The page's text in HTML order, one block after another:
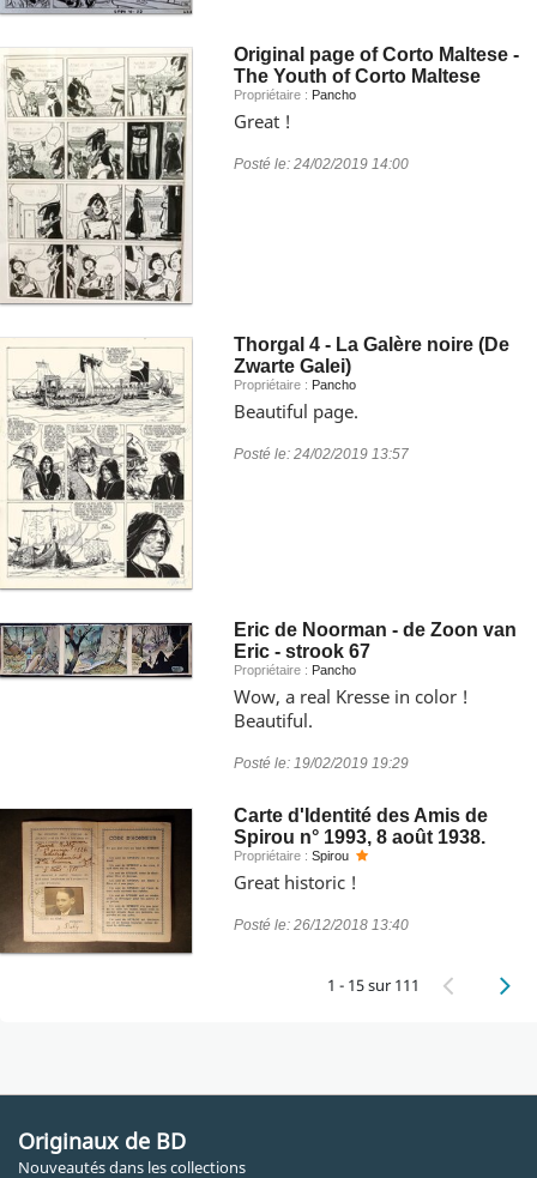
Original page of Corto Maltese -
The Youth of Corto Maltese
Propriétaire : Pancho
Great !
Posté le: 24/02/2019 14:00
Thorgal 4 - La Galère noire (De
Zwarte Galei)
Propriétaire : Pancho
Beautiful page.
Posté le: 24/02/2019 13:57
Eric de Noorman - de Zoon van
Eric - strook 67
Propriétaire : Pancho
Wow, a real Kresse in color !
Beautiful.
Posté le: 19/02/2019 19:29
Carte d'Identité des Amis de
Spirou n° 1993, 8 août 1938.
Propriétaire : Spirou
Great historic !
Posté le: 26/12/2018 13:40
1 - 15 sur 111
Originaux de BD
Nouveautés dans les collections